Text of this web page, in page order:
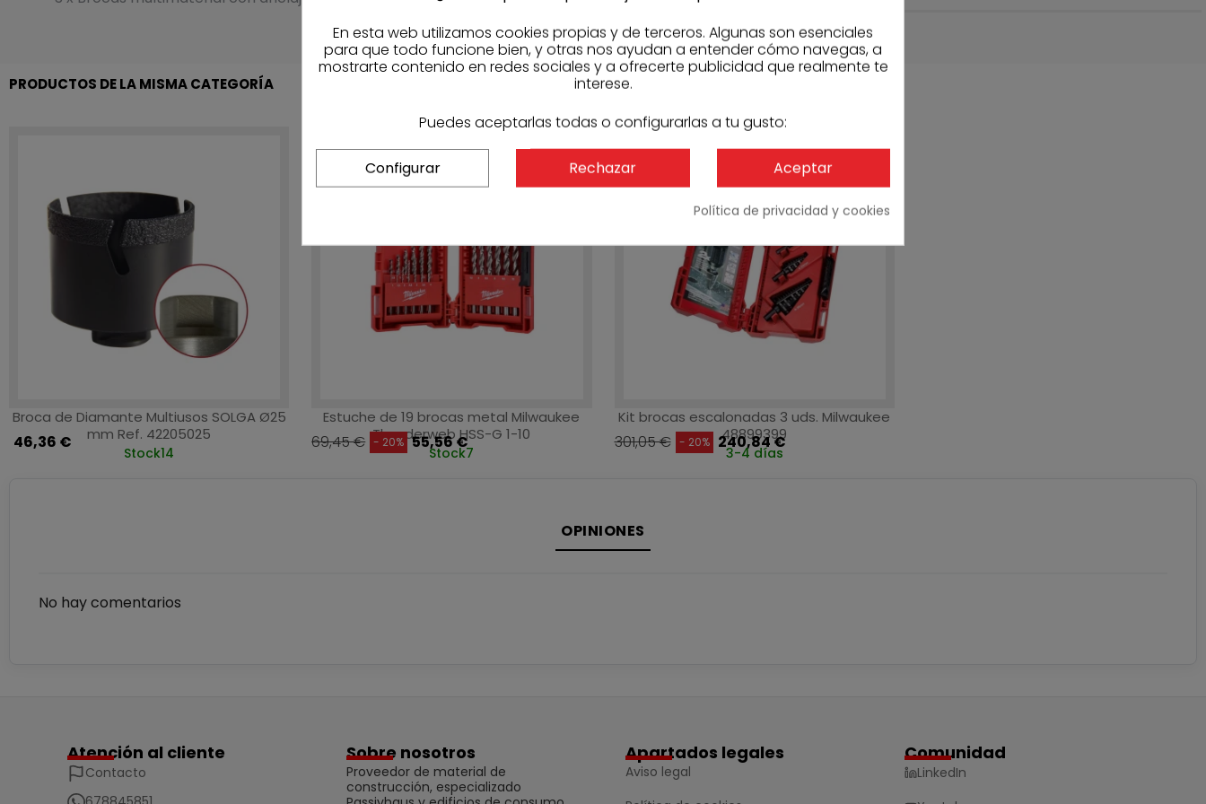
PRODUCTOS DE LA MISMA CATEGORÍA
Broca de Diamante Multiusos SOLGA Ø25
mm Ref. 42205025
46,36 €
Stock14
-20%
Estuche de 19 brocas metal Milwaukee
Thunderweb HSS-G 1-10
69,45 € - 20% 55,56 €
Stock7
Kit brocas escalonadas 3 uds. Milwaukee
48899399
301,05 € - 20% 240,84 €
3-4 días
OPINIONES
No hay comentarios
Atención al cliente
Contacto
Sobre nosotros
Proveedor de material de
construcción, especializado
Apartados legales
Aviso legal
Comunidad
LinkedIn
En esta web utilizamos cookies propias y de terceros. Algunas son esenciales
para que todo funcione bien, y otras nos ayudan a entender cómo navegas, a
mostrarte contenido en redes sociales y a ofrecerte publicidad que realmente te
interese.
Puedes aceptarlas todas o configurarlas a tu gusto:
Configurar Rechazar Aceptar
Política de privacidad y cookies